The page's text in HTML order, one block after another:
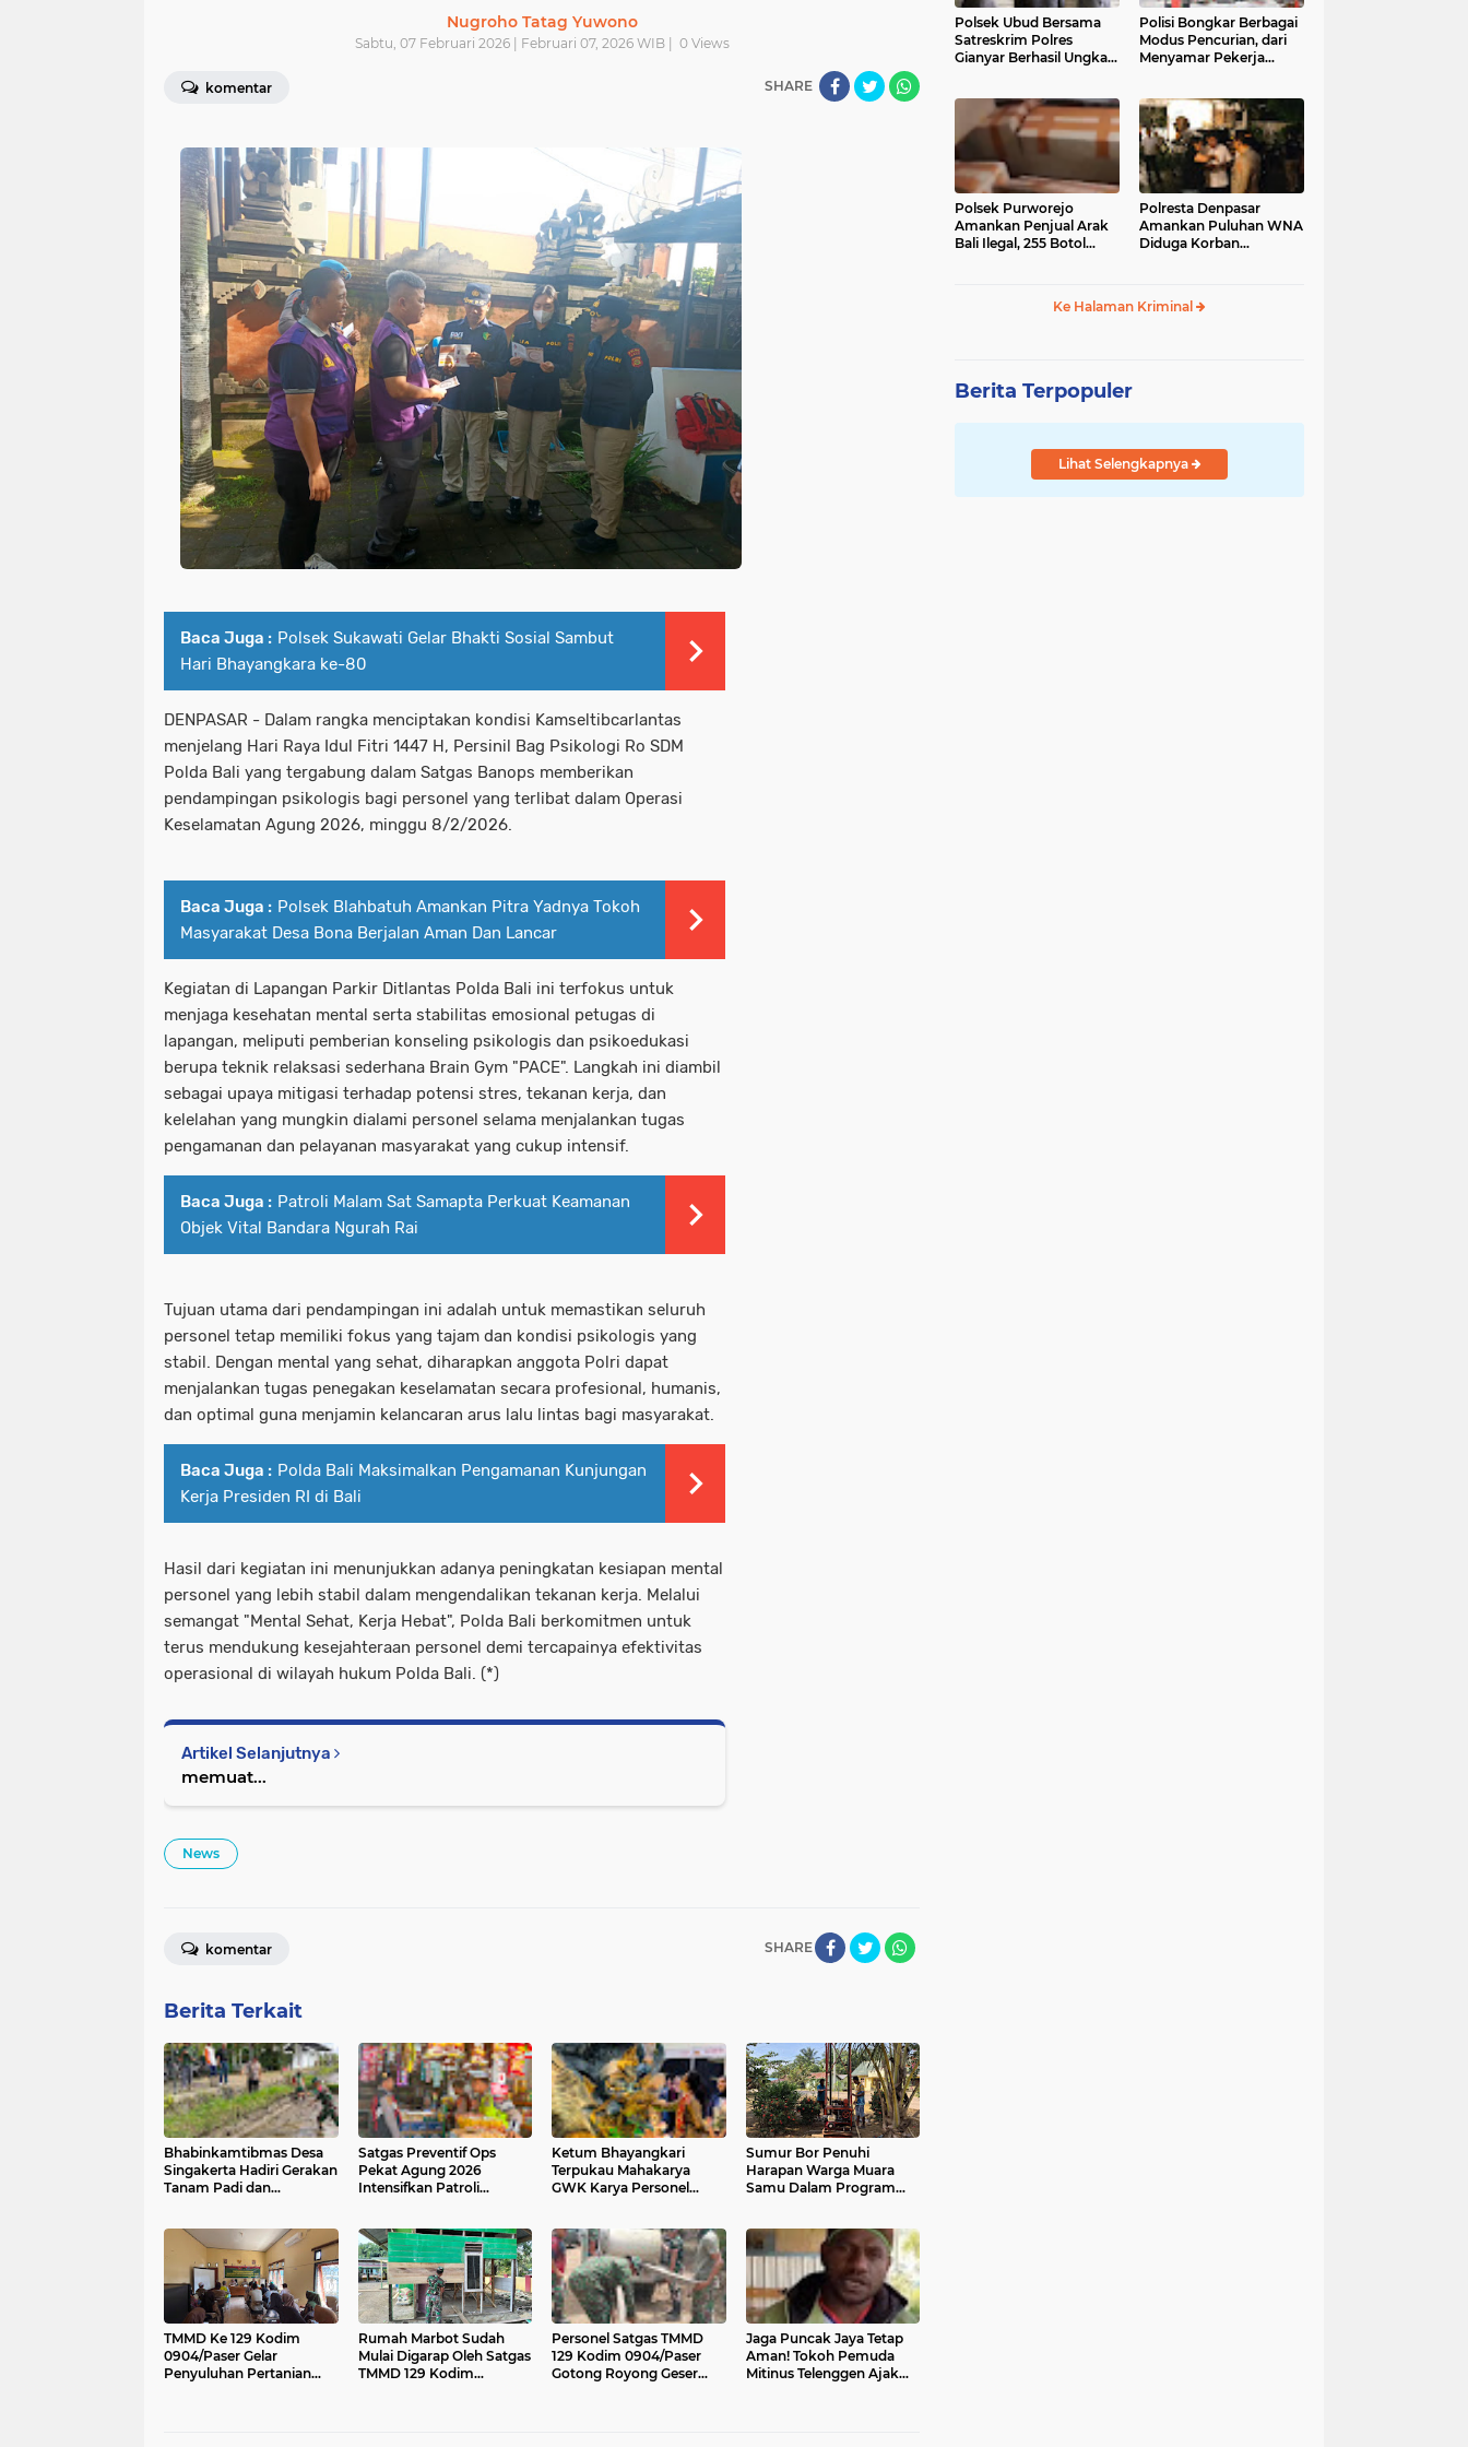
Nugroho Tatag Yuwono
Sabtu, 07 Februari 2026 | Februari 07, 2026 WIB | 0Views
komentar SHARE
Baca Juga : Polsek Sukawati Gelar Bhakti Sosial Sambut
Hari Bhayangkara ke-80
DENPASAR - Dalam rangka menciptakan kondisi Kamseltibcarlantas
menjelang Hari Raya Idul Fitri 1447 H, Persinil Bag Psikologi Ro SDM
Polda Bali yang tergabung dalam Satgas Banops memberikan
pendampingan psikologis bagi personel yang terlibat dalam Operasi
Keselamatan Agung 2026, minggu 8/2/2026.
Baca Juga : Polsek Blahbatuh Amankan Pitra Yadnya Tokoh
Masyarakat Desa Bona Berjalan Aman Dan Lancar
Kegiatan di Lapangan Parkir Ditlantas Polda Bali ini terfokus untuk
menjaga kesehatan mental serta stabilitas emosional petugas di
lapangan, meliputi pemberian konseling psikologis dan psikoedukasi
berupa teknik relaksasi sederhana Brain Gym "PACE". Langkah ini diambil
sebagai upaya mitigasi terhadap potensi stres, tekanan kerja, dan
kelelahan yang mungkin dialami personel selama menjalankan tugas
pengamanan dan pelayanan masyarakat yang cukup intensif.
Baca Juga : Patroli Malam Sat Samapta Perkuat Keamanan
Objek Vital Bandara Ngurah Rai
Tujuan utama dari pendampingan ini adalah untuk memastikan seluruh
personel tetap memiliki fokus yang tajam dan kondisi psikologis yang
stabil. Dengan mental yang sehat, diharapkan anggota Polri dapat
menjalankan tugas penegakan keselamatan secara profesional, humanis,
dan optimal guna menjamin kelancaran arus lalu lintas bagi masyarakat.
Baca Juga : Polda Bali Maksimalkan Pengamanan Kunjungan
Kerja Presiden RI di Bali
Hasil dari kegiatan ini menunjukkan adanya peningkatan kesiapan mental
personel yang lebih stabil dalam mengendalikan tekanan kerja. Melalui
semangat "Mental Sehat, Kerja Hebat", Polda Bali berkomitmen untuk
terus mendukung kesejahteraan personel demi tercapainya efektivitas
operasional di wilayah hukum Polda Bali. (*)
Artikel Selanjutnya
memuat...
News
SHARE
komentar
Berita Terkait
Bhabinkamtibmas Desa
Singakerta Hadiri Gerakan
Tanam Padi dan
Satgas Preventif Ops
Pekat Agung 2026
Intensifkan Patroli
Ketum Bhayangkari
Terpukau Mahakarya
GWK Karya Personel
Sumur Bor Penuhi
Harapan Warga Muara
Samu Dalam Program
TMMD Ke 129 Kodim
0904/Paser Gelar
Penyuluhan Pertanian
Rumah Marbot Sudah
Mulai Digarap Oleh Satgas
TMMD 129 Kodim
Personel Satgas TMMD
129 Kodim 0904/Paser
Gotong Royong Geser
Jaga Puncak Jaya Tetap
Aman! Tokoh Pemuda
Mitinus Telenggen Ajak
Polsek Ubud Bersama
Satreskrim Polres
Gianyar Berhasil Ungkap
Polisi Bongkar Berbagai
Modus Pencurian, dari
Menyamar Pekerja
Polsek Purworejo
Amankan Penjual Arak
Bali Ilegal, 255 Botol
Polresta Denpasar
Amankan Puluhan WNA
Diduga Korban
Ke Halaman Kriminal
Berita Terpopuler
Lihat Selengkapnya